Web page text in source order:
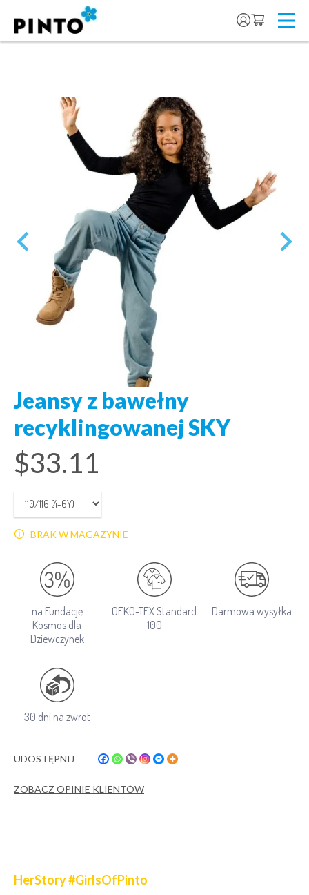
Jeansy z bawełny
recyklingowanej SKY
$33.11
BRAK W MAGAZYNIE
na Fundację
Kosmos dla
Dziewczynek
OEKO-TEX Standard
100
Darmowa wysyłka
30 dni na zwrot
UDOSTĘPNIJ
ZOBACZ OPINIE KLIENTÓW
HerStory #GirlsOfPinto